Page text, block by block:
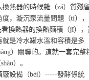
熱器的時候雜（zá）質殘
，漩沉泵流量問題（tí）
看換熱器的換熱麵積（jī）
就是冷水罐水溫和容積是多
）關聯的。這就一套完整
）。
設備（bèi）-----發酵係統